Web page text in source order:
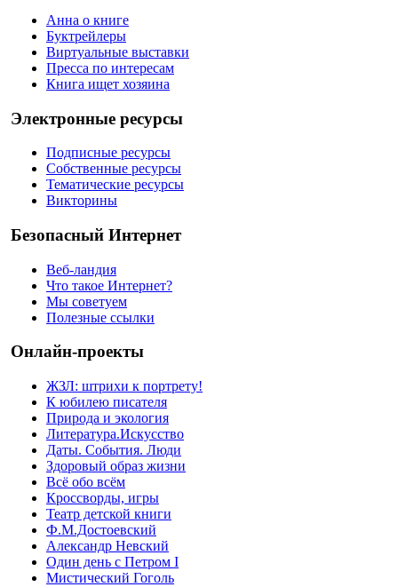
Анна о книге
Буктрейлеры
Виртуальные выставки
Пресса по интересам
Книга ищет хозяина
Электронные ресурсы
Подписные ресурсы
Собственные ресурсы
Тематические ресурсы
Викторины
Безопасный Интернет
Веб-ландия
Что такое Интернет?
Мы советуем
Полезные ссылки
Онлайн-проекты
ЖЗЛ: штрихи к портрету!
К юбилею писателя
Природа и экология
Литература.Искусство
Даты. События. Люди
Здоровый образ жизни
Всё обо всём
Кроссворды, игры
Театр детской книги
Ф.М.Достоевский
Александр Невский
Один день с Петром I
Мистический Гоголь